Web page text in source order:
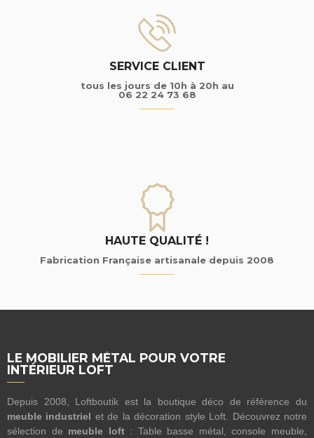
SERVICE CLIENT
tous les jours de 10h à 20h au
06 22 24 73 68
HAUTE QUALITÉ !
Fabrication Française artisanale depuis 2008
LE MOBILIER MÉTAL POUR VOTRE
INTÉRIEUR LOFT
Depuis 2008, Loftboutik est la boutique déco de référence du
meuble industriel et de la décoration style Loft. Découvrez notre
sélection de meuble loft: Table basse métal, console meuble,